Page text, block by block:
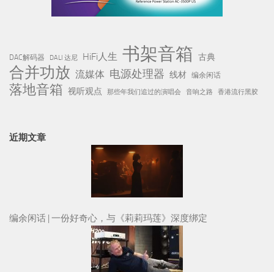
DAC解码器 DALI 达尼 HiFi人生 书架音箱 古典
合并功放 流媒体 电源处理器 线材 编余闲话
落地音箱 视听观点 那些年我们追过的演唱会 音响之路 香港流行黑胶
近期文章
编余闲话 | 一份好奇心，与《莉莉玛莲》深度绑定